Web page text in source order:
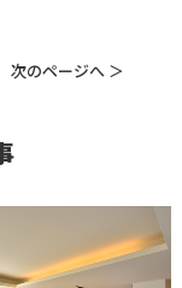
次のページへ ＞